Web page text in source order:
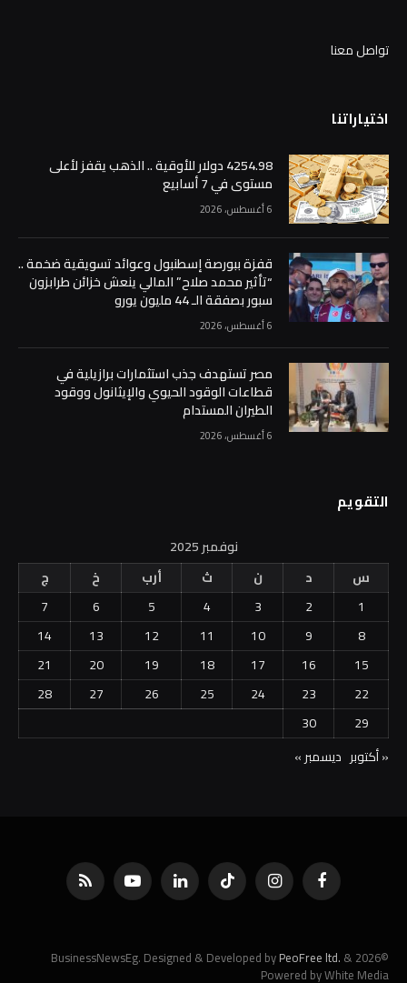
تواصل معنا
اختياراتنا
4254.98 دولار للأوقية .. الذهب يقفز لأعلى
مستوى في 7 أسابيع
6 أغسطس، 2026
قفزة ببورصة إسطنبول وعوائد تسويقية ضخمة ..
“تأثير محمد صلاح” المالي ينعش خزائن طرابزون
سبور بصفقة الـ 44 مليون يورو
6 أغسطس، 2026
مصر تستهدف جذب استثمارات برازيلية في
قطاعات الوقود الحيوي والإيثانول ووقود
الطيران المستدام
6 أغسطس، 2026
التقويم
نوفمبر 2025
س
د ن ث أرب خ
ج
1
2
3
4
5
6
7
8
9
10
11
12
13
14
15
16
17
18
19
20
21
22
23
24
25
26
27
28
29
30
« أكتوبر ديسمبر »
فيسبوك الانستغرامتيكتوك لينكدإن يوتيوب RSS
©2026 BusinessNewsEg. Designed & Developed by
PeoFree ltd. &
Powered by White Media